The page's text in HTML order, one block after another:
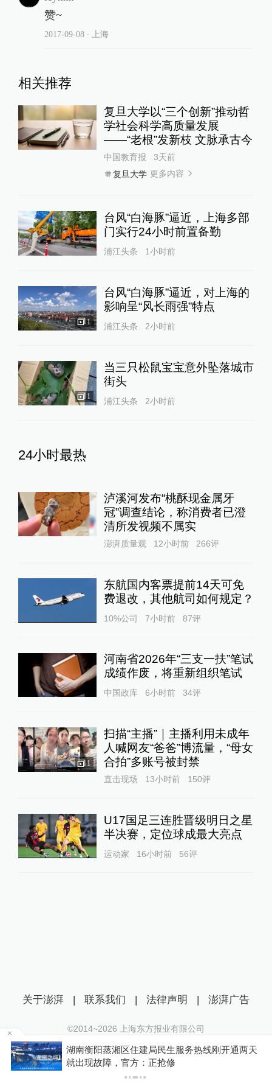
赞~
2017-09-08∙ 上海
相关推荐
复旦大学以“三个创新”推动哲
学社会科学高质量发展
——“老根”发新枝 文脉承古今
中国教育报
3天前
复旦大学 更多内容
台风“白海豚”逼近，上海多部
门实行24小时前置备勤
浦江头条 1小时前
1
台风“白海豚”逼近，对上海的
影响呈“风长雨强”特点
浦江头条 2小时前
1
当三只松鼠宝宝意外坠落城市
街头
浦江头条 2小时前
24小时最热
泸溪河发布“桃酥现金属牙
冠”调查结论，称消费者已澄
清所发视频不属实
澎湃质量观 12小时前 266评
东航国内客票提前14天可免
费退改，其他航司如何规定？
10%公司 7小时前 87评
河南省2026年“三支一扶”笔试
成绩作废，将重新组织笔试
中国政库 6小时前 34评
1
扫描“主播”｜主播利用未成年
人喊网友“爸爸”博流量，“母女
合拍”多账号被封禁
直击现场 13小时前 150评
U17国足三连胜晋级明日之星
半决赛，定位球成最大亮点
运动家 16小时前 56评
湖南衡阳蒸湘区住建局民生服务热线刚开通两天
就出现故障，官方：正抢修
关于澎湃 | 联系我们 | 法律声明 | 澎湃广告
©2014~2026 上海东方报业有限公司
沪ICP证：沪B2-20170116 | 沪ICP备14003370号
互联网新闻信息服务许可证：31120170006
沪公网安备 31010602000299号